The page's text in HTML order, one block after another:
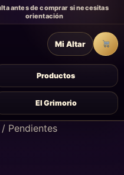
antes de comprar si necesitas
orientación
Productos
El Grimorio
Mi Altar
/ Pendientes